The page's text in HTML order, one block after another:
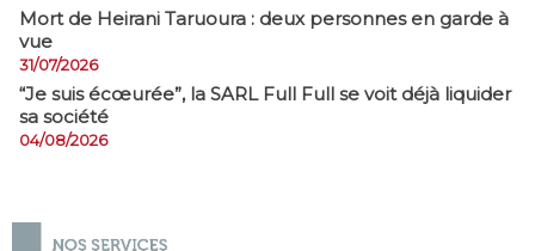
Mort de Heirani Taruoura : deux personnes en garde à
vue
31/07/2026
​“Je suis écœurée”, la SARL Full Full se voit déjà liquider
sa société
04/08/2026